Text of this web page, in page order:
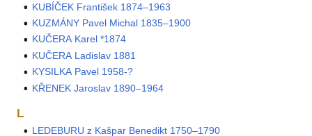
KUBÍČEK František 1874–1963
KUZMÁNY Pavel Michal 1835–1900
KUČERA Karel *1874
KUČERA Ladislav 1881
KYSILKA Pavel 1958-?
KŘENEK Jaroslav 1890–1964
L
LEDEBURU z Kašpar Benedikt 1750–1790